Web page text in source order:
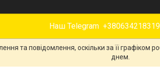
Наш Telegram +380634218319
та повідомлення, оскільки за її
днем.